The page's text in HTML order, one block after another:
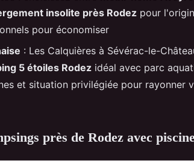
insolite près Rodez pour
pour économiser
: Les Calquières à Sévérac-le-
5 étoiles Rodez idéal avec parc
et situation privilégiée pour rayonner
près de Rodez avec